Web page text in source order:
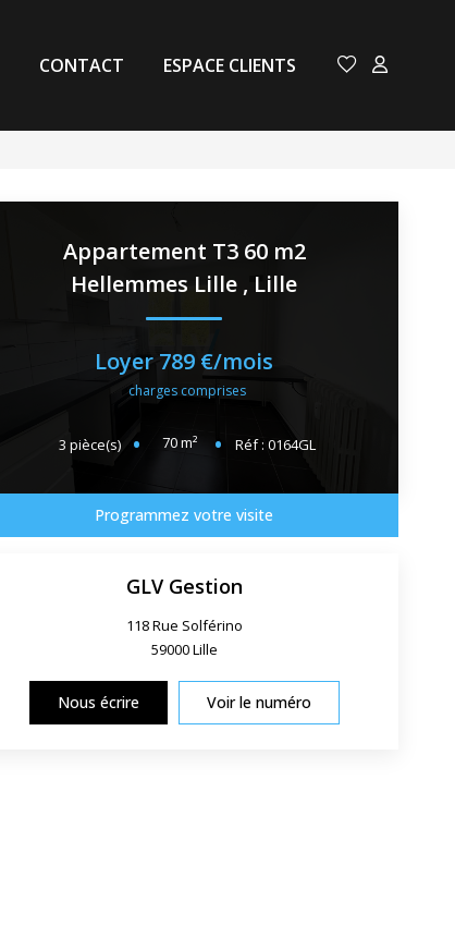
CONTACT ESPACE CLIENTS
Appartement T3 60 m2
Hellemmes Lille , Lille
Loyer 789 €/mois
charges comprises
3pièce(s) 70m² Réf :0164GL
Programmez votre visite
GLV Gestion
118 Rue Solférino
59000Lille
Nous écrire Voir le numéro